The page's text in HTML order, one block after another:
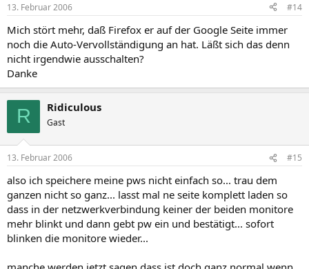
13. Februar 2006 #14
Mich stört mehr, daß Firefox er auf der Google Seite immer
noch die Auto-Vervollständigung an hat. Läßt sich das denn
nicht irgendwie ausschalten?
Danke
R Ridiculous
Gast
13. Februar 2006 #15
also ich speichere meine pws nicht einfach so... trau dem
ganzen nicht so ganz... lasst mal ne seite komplett laden so
dass in der netzwerkverbindung keiner der beiden monitore
mehr blinkt und dann gebt pw ein und bestätigt... sofort
blinken die monitore wieder...